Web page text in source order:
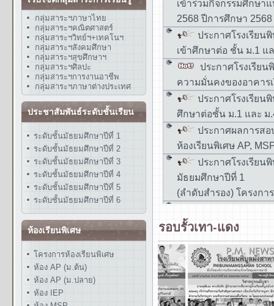
กลุ่มสาระฯภาษาไทย
กลุ่มสาระฯคณิตศาสตร์
กลุ่มสาระฯวิทย์ฯ+เทคโนฯ
กลุ่มสาระฯสังคมศึกษา
กลุ่มสาระฯสุขศึกษาฯ
กลุ่มสาระฯศิลปะ
กลุ่มสาระฯการงานอาชีพ
กลุ่มสาระฯภาษาต่างประเทศ
ประชาสัมพันธ์ระดับชั้นเรียน
ระดับชั้นมัธยมศึกษาปีที่ 1
ระดับชั้นมัธยมศึกษาปีที่ 2
ระดับชั้นมัธยมศึกษาปีที่ 3
ระดับชั้นมัธยมศึกษาปีที่ 4
ระดับชั้นมัธยมศึกษาปีที่ 5
ระดับชั้นมัธยมศึกษาปีที่ 6
ห้องเรียนพิเศษ
โครงการห้องเรียนพิเศษ
ห้อง AP (ม.ต้น)
ห้อง AP (ม.ปลาย)
ห้อง IEP
รอบรั้วเทา-แดง